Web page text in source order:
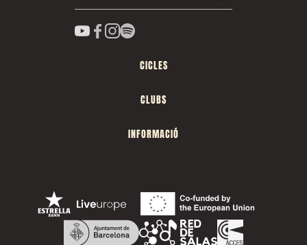
CICLES
CLUBS
INFORMACIÓ